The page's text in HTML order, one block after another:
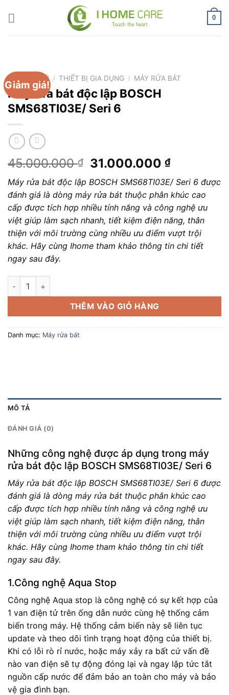
0
Giảm giá!
TRANG CHỦ / THIẾT BỊ GIA DỤNG / MÁY RỬA BÁT
Máy rửa bát độc lập BOSCH
SMS68TI03E/ Seri 6
45.000.000₫
Giá
gốc
là:
45.000.000 ₫.
31.000.000₫Giá
hiện
tại
là:
Máy rửa bát độc lập BOSCH SMS68TI03E/ Seri 6 được
đánh giá là dòng máy rửa bát thuộc phân khúc cao
cấp được tích hợp nhiều tính năng và công nghệ ưu
việt giúp làm sạch nhanh, tiết kiệm điện năng, thân
thiện với môi trường cùng nhiều ưu điểm vượt trội
khác. Hãy cùng Ihome tham khảo thông tin chi tiết
ngay sau đây.
Máy rửa bát độc lập BOSCH SMS68TI03E/ Seri 6 số lượng
THÊM VÀO GIỎ HÀNG
Danh mục: Máy rửa bát
MÔ TẢ
ĐÁNH GIÁ (0)
Những công nghệ được áp dụng trong máy
rửa bát độc lập BOSCH SMS68TI03E/ Seri 6
Máy rửa bát độc lập BOSCH SMS68TI03E/ Seri 6 được
đánh giá là dòng máy rửa bát thuộc phân khúc cao
cấp được tích hợp nhiều tính năng và công nghệ ưu
việt giúp làm sạch nhanh, tiết kiệm điện năng, thân
thiện với môi trường cùng nhiều ưu điểm vượt trội
khác. Hãy cùng Ihome tham khảo thông tin chi tiết
ngay sau đây.
1.Công nghệ Aqua Stop
Công nghệ Aqua stop là công nghệ có sự kết hợp của
1 van điện tử trên ống dẫn nước cùng hệ thống cảm
biến trong máy. Hệ thống cảm biến này sẽ liên tục
update và theo dõi tình trạng hoạt động của thiết bị.
Khi có lỗi rò rỉ nước, hoặc máy xảy ra bất cứ vấn đề
nào van điện sẽ tự động đóng lại và ngay lập tức tắt
nguồn cấp nước để đảm bảo an toàn cho máy và bảo
vệ gia đình bạn.